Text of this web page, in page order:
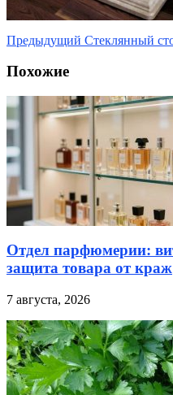
Предыдущий Стеклянный
Похожие
Отдел парфюмерии:
защита товара от краж
7 августа, 2026